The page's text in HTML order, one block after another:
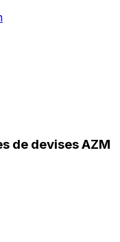
de devises AZM